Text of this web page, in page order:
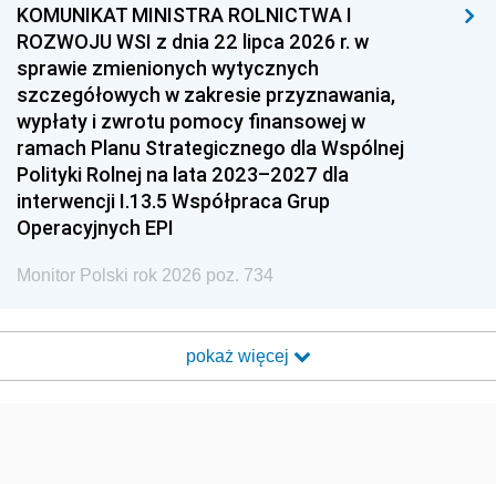
KOMUNIKAT MINISTRA ROLNICTWA I
ROZWOJU WSI z dnia 22 lipca 2026 r. w
sprawie zmienionych wytycznych
szczegółowych w zakresie przyznawania,
wypłaty i zwrotu pomocy finansowej w
ramach Planu Strategicznego dla Wspólnej
Polityki Rolnej na lata 2023–2027 dla
interwencji I.13.5 Współpraca Grup
Operacyjnych EPI
Monitor Polski rok 2026 poz. 734
pokaż więcej